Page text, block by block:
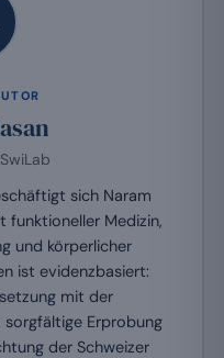
sich Naram
funktioneller Medizin,
und körperlicher
ist evidenzbasiert:
mit der
Erprobung
der Schweizer